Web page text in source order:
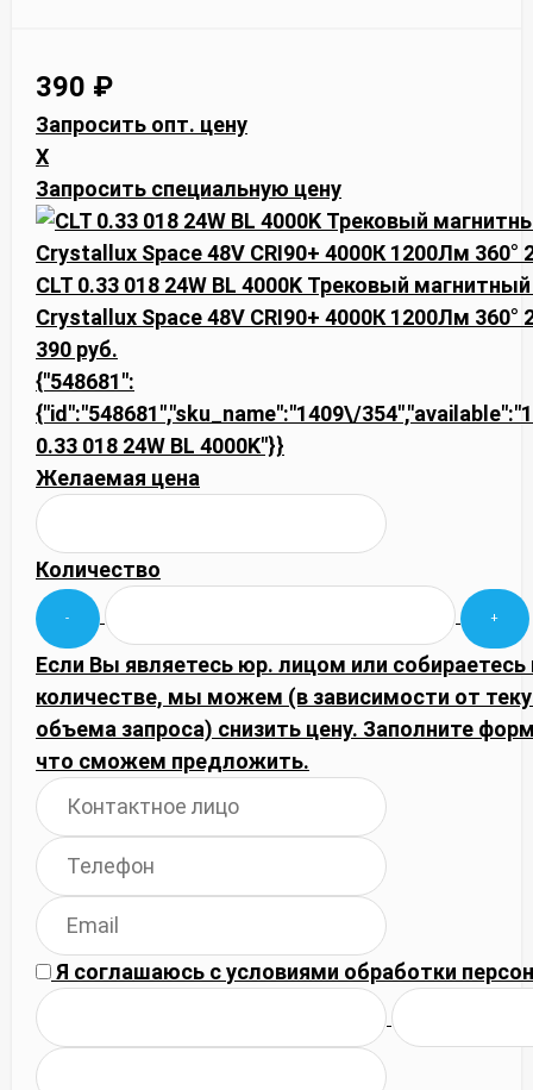
390 ₽
Запросить опт. цену
X
Запросить специальную цену
CLT 0.33 018 24W BL 4000K Трековый
Crystallux Space 48V CRI90+ 4000К 1200Лм 360°
390 руб.
{"548681":
{"id":"548681","sku_name":"1409\/
0.33 018 24W BL 4000K"}}
Желаемая цена
Количество
Если Вы являетесь юр. лицом или
количестве, мы можем (в зависимости от
объема запроса) снизить цену. Заполните
что сможем предложить.
Я соглашаюсь сусловиями обработки